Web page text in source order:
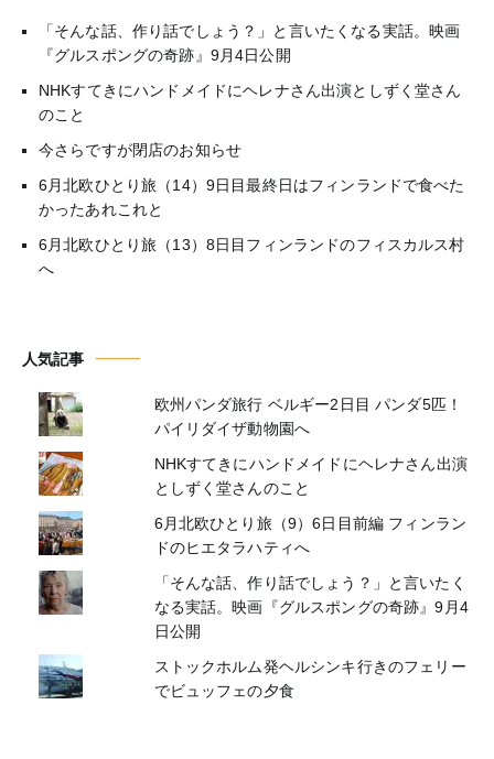
「そんな話、作り話でしょう？」と言いたくなる実話。映画
『グルスポングの奇跡』9月4日公開
NHKすてきにハンドメイドにヘレナさん出演としずく堂さん
のこと
今さらですが閉店のお知らせ
6月北欧ひとり旅（14）9日目最終日はフィンランドで食べた
かったあれこれと
6月北欧ひとり旅（13）8日目フィンランドのフィスカルス村
へ
人気記事
欧州パンダ旅行 ベルギー2日目 パンダ5匹！
パイリダイザ動物園へ
NHKすてきにハンドメイドにヘレナさん出演
としずく堂さんのこと
6月北欧ひとり旅（9）6日目前編 フィンラン
ドのヒエタラハティへ
「そんな話、作り話でしょう？」と言いたく
なる実話。映画『グルスポングの奇跡』9月4
日公開
ストックホルム発ヘルシンキ行きのフェリー
でビュッフェの夕食